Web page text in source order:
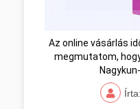
Az online vásárlás
megmutatom,